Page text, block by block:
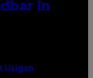
In
Usigan